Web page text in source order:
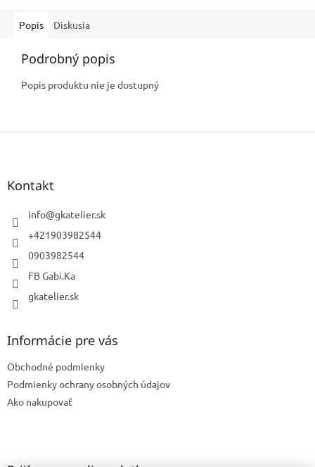
Popis Diskusia
Podrobný popis
Popis produktu nie je dostupný
Z
Kontakt
info@gkatelier.sk
+421903982544
0903982544
FB Gabi.Ka
gkatelier.sk
Informácie pre vás
Obchodné podmienky
Podmienky ochrany osobných údajov
Ako nakupovať